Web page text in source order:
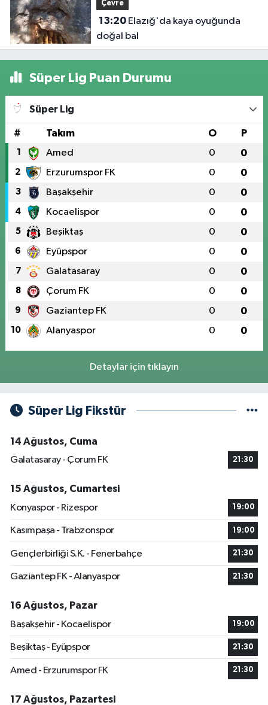
Çevre
13:20Elazığ'da kaya oyuğunda
doğal bal
Süper Lig Puan Durumu
Süper Lig
# Takım O P
1 Amed 0 0
2 Erzurumspor FK 0 0
3 Başakşehir 0 0
4 Kocaelispor 0 0
5 Beşiktaş 0 0
6 Eyüpspor 0 0
7 Galatasaray 0 0
8 Çorum FK 0 0
9 Gaziantep FK 0 0
10 Alanyaspor 0 0
Detaylar için tıklayın
Süper Lig Fikstür
14 Ağustos, Cuma
Galatasaray - Çorum FK
21:30
15 Ağustos, Cumartesi
Konyaspor - Rizespor
19:00
Kasımpaşa - Trabzonspor 19:00
Gençlerbirliği S.K. - Fenerbahçe 21:30
Gaziantep FK - Alanyaspor 21:30
16 Ağustos, Pazar
Başakşehir - Kocaelispor
19:00
Beşiktaş - Eyüpspor 21:30
Amed - Erzurumspor FK 21:30
17 Ağustos, Pazartesi